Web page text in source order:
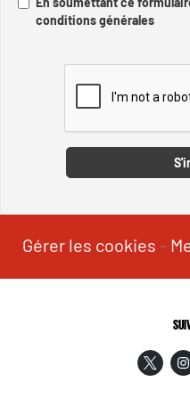
conditions générales
Gérer les cookies -